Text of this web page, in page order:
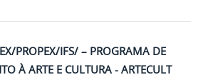
PROPEX/IFS/ – PROGRAMA DE
À ARTE E CULTURA - ARTECULT